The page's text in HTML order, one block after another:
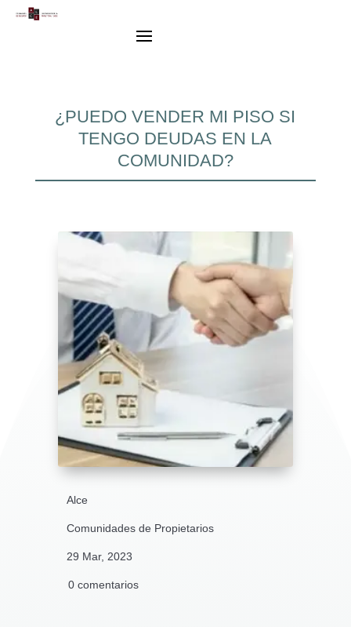
¿PUEDO VENDER MI PISO SI
TENGO DEUDAS EN LA
COMUNIDAD?
Alce
Comunidades de Propietarios
29 Mar, 2023
0 comentarios